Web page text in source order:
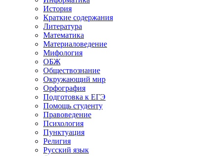
История
Краткие содержания
Литература
Математика
Материаловедение
Мифология
ОБЖ
Обществознание
Окружающий мир
Орфография
Подготовка к ЕГЭ
Помощь студенту
Правоведение
Психология
Пунктуация
Религия
Русский язык